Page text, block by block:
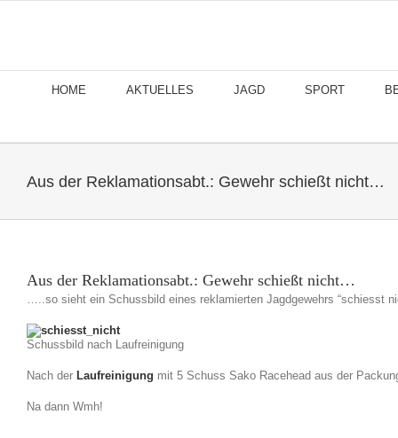
HOME AKTUELLES JAGD SPORT
Aus der Reklamationsabt.: Gewehr schießt nicht…
Aus der Reklamationsabt.: Gewehr schießt nicht…
…..so sieht ein Schussbild eines reklamierten Jagdgewehrs “schiesst
Schussbild nach Laufreinigung
Nach der Laufreinigung mit 5 Schuss Sako Racehead aus der
Na dann Wmh!